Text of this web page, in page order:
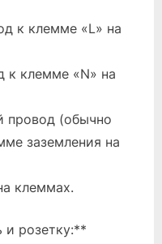
к клемме «L» на
к клемме «N» на
провод (обычно
заземления на
клеммах.
и розетку:**